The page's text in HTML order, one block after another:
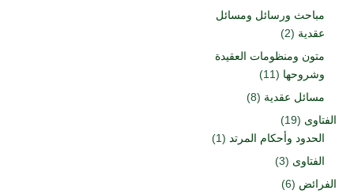
مباحث ورسائل ومسائل
عقدية (2)
متون ومنظومات العقيدة
وشروحها (11)
مسائل عقدية (8)
الفتاوى (19)
الحدود وأحكام المرتد (1)
الفتاوى (3)
الفرائض (6)